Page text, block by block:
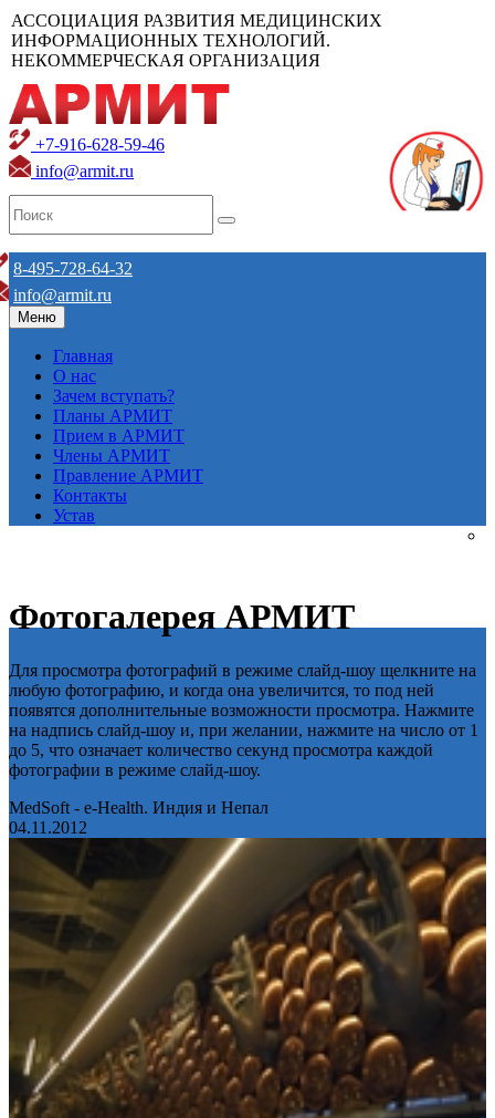
АССОЦИАЦИЯ РАЗВИТИЯ МЕДИЦИНСКИХ
ИНФОРМАЦИОННЫХ ТЕХНОЛОГИЙ.
НЕКОММЕРЧЕСКАЯ ОРГАНИЗАЦИЯ
+7-916-628-59-46
info@armit.ru
8-495-728-64-32
info@armit.ru
Меню
Главная
О нас
Зачем вступать?
Планы АРМИТ
Прием в АРМИТ
Члены АРМИТ
Правление АРМИТ
Контакты
Устав
Фотогалерея АРМИТ
Для просмотра фотографий в режиме слайд-шоу щелкните на
любую фотографию, и когда она увеличится, то под ней
появятся дополнительные возможности просмотра. Нажмите
на надпись слайд-шоу и, при желании, нажмите на число от 1
до 5, что означает количество секунд просмотра каждой
фотографии в режиме слайд-шоу.
MedSoft - e-Health. Индия и Непал
04.11.2012